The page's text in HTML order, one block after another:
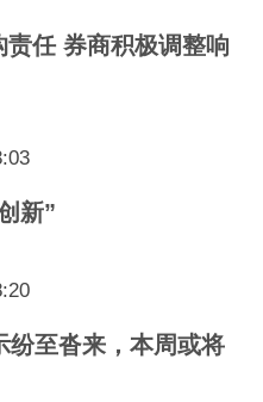
责任 券商积极调整响
新”
纷至沓来，本周或将